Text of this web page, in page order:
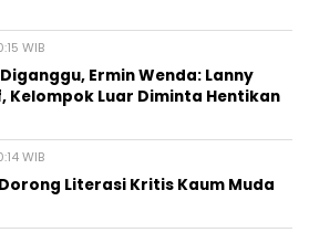
WIB
Ermin Wenda: Lanny
Kelompok Luar Diminta Hentikan
WIB
Literasi Kritis Kaum Muda